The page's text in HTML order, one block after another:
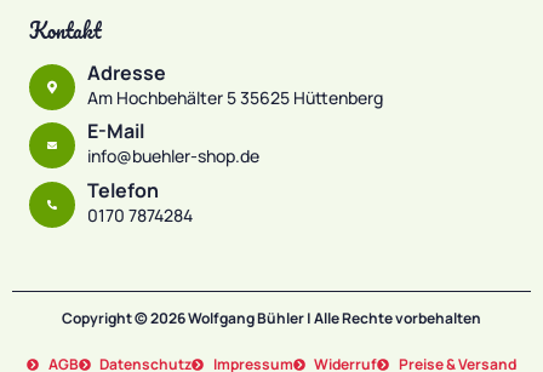
Kontakt
Adresse
Am Hochbehälter 5 35625 Hüttenberg
E-Mail
info@buehler-shop.de
Telefon
0170 7874284
Copyright © 2026 Wolfgang Bühler | Alle Rechte vorbehalten
AGB Datenschutz Impressum Widerruf Preise & Versand